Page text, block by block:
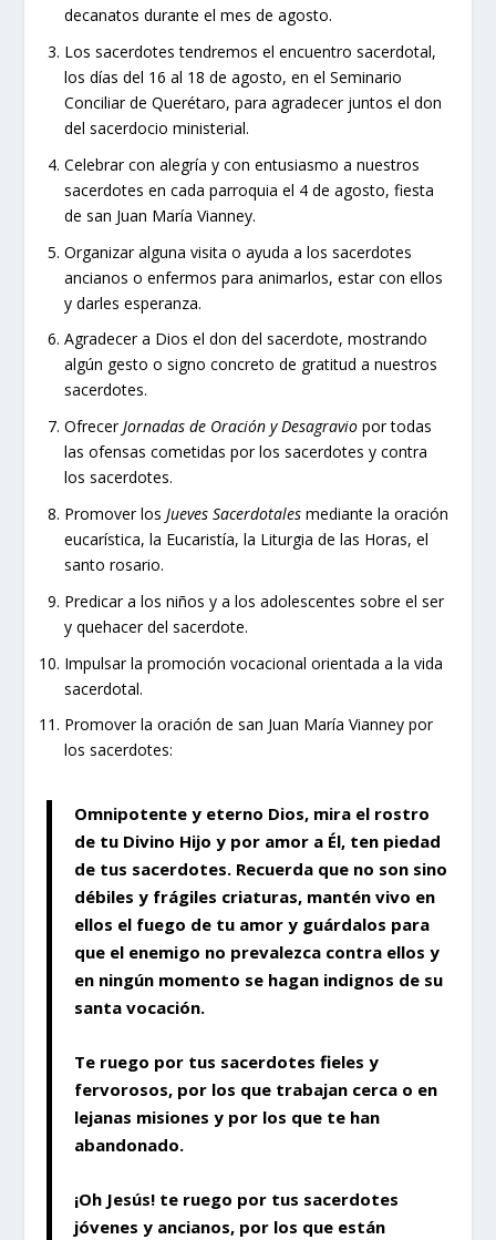
decanatos durante el mes de agosto.
Los sacerdotes tendremos el encuentro sacerdotal,
los días del 16 al 18 de agosto, en el Seminario
Conciliar de Querétaro, para agradecer juntos el don
del sacerdocio ministerial.
Celebrar con alegría y con entusiasmo a nuestros
sacerdotes en cada parroquia el 4 de agosto, fiesta
de san Juan María Vianney.
Organizar alguna visita o ayuda a los sacerdotes
ancianos o enfermos para animarlos, estar con ellos
y darles esperanza.
Agradecer a Dios el don del sacerdote, mostrando
algún gesto o signo concreto de gratitud a nuestros
sacerdotes.
OfrecerJornadas de Oración y Desagravio por todas
las ofensas cometidas por los sacerdotes y contra
los sacerdotes.
Promover losJueves Sacerdotales mediante la oración
eucarística, la Eucaristía, la Liturgia de las Horas, el
santo rosario.
Predicar a los niños y a los adolescentes sobre el ser
y quehacer del sacerdote.
Impulsar la promoción vocacional orientada a la vida
sacerdotal.
Promover la oración de san Juan María Vianney por
los sacerdotes:
Omnipotente y eterno Dios, mira el rostro
de tu Divino Hijo y por amor a Él, ten piedad
de tus sacerdotes. Recuerda que no son sino
débiles y frágiles criaturas, mantén vivo en
ellos el fuego de tu amor y guárdalos para
que el enemigo no prevalezca contra ellos y
en ningún momento se hagan indignos de su
santa vocación.
Te ruego por tus sacerdotes fieles y
fervorosos, por los que trabajan cerca o en
lejanas misiones y por los que te han
abandonado.
¡Oh Jesús! te ruego por tus sacerdotes
jóvenes y ancianos, por los que están